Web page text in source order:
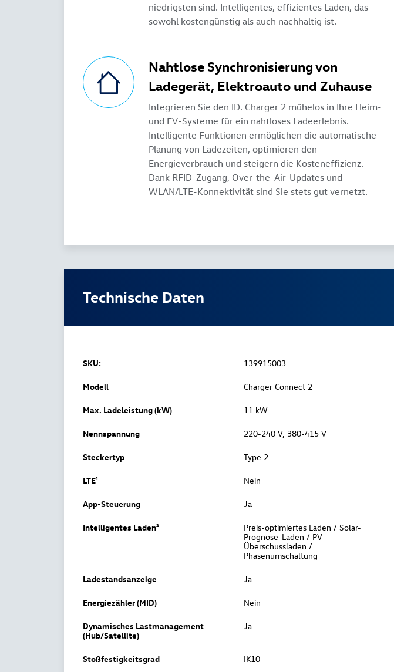
niedrigsten sind. Intelligentes, effizientes Laden, das
sowohl kostengünstig als auch nachhaltig ist.
Nahtlose Synchronisierung von
Ladegerät, Elektroauto und Zuhause
Integrieren Sie den ID. Charger 2 mühelos in Ihre Heim-
und EV-Systeme für ein nahtloses Ladeerlebnis.
Intelligente Funktionen ermöglichen die automatische
Planung von Ladezeiten, optimieren den
Energieverbrauch und steigern die Kosteneffizienz.
Dank RFID-Zugang, Over-the-Air-Updates und
WLAN/LTE-Konnektivität sind Sie stets gut vernetzt.
Technische Daten
SKU: 139915003
Modell Charger Connect 2
Max. Ladeleistung (kW) 11 kW
Nennspannung 220-240 V, 380-415 V
Steckertyp Type 2
LTE¹ Nein
App-Steuerung Ja
Intelligentes Laden²
Preis-optimiertes Laden / Solar-
Prognose-Laden / PV-
Überschussladen /
Phasenumschaltung
Ladestandsanzeige Ja
Energiezähler (MID) Nein
Dynamisches Lastmanagement
(Hub/Satellite)
Ja
Stoßfestigkeitsgrad IK10